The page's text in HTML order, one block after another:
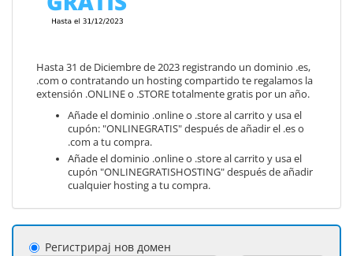
Hasta 31 de Diciembre de 2023 registrando un dominio .es,
.com o contratando un hosting compartido te regalamos la
extensión .ONLINE o .STORE totalmente gratis por un año.
Añade el dominio .online o .store al carrito y usa el
cupón: "ONLINEGRATIS" después de añadir el .es o
.com a tu compra.
Añade el dominio .online o .store al carrito y usa el
cupón "ONLINEGRATISHOSTING" después de añadir
cualquier hosting a tu compra.
Регистрирај нов домен